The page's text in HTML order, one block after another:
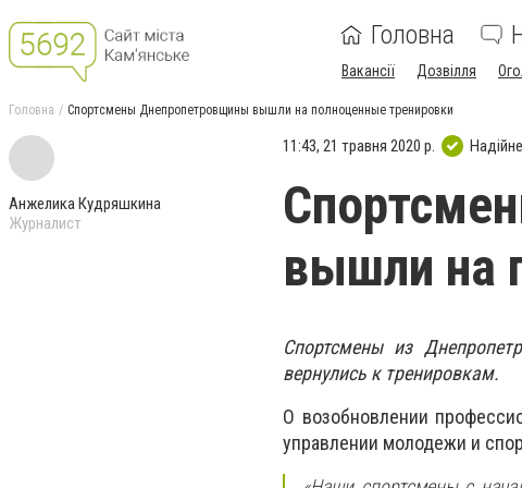
Головна
Вакансії Дозвілля
Головна Спортсмены Днепропетровщины вышли на полноценные тренировки
Анжелика Кудряшкина
Журналист
11:43, 21 травня 2020 р.
вышли на
Спортсмены из
вернулись к тренировкам.
О возобновлении
управлении молодежи и